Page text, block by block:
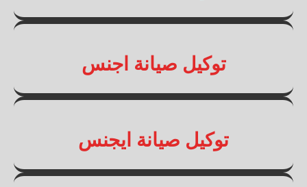
توكيل صيانة اجنس
توكيل صيانة ايجنس